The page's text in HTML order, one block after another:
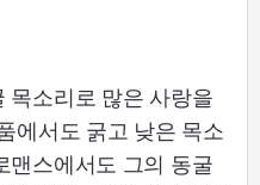
목소리로 많은 사랑을
에서도 굵고 낮은 목소
맨스에서도 그의 동굴